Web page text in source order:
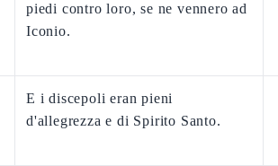
piedi contro loro, se ne vennero ad
Iconio.
E i discepoli eran pieni
d'allegrezza e di Spirito Santo.